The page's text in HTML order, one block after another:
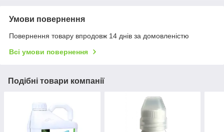
Умови повернення
Повернення товару впродовж 14 днів за домовленістю
Всі умови повернення
Подібні товари компанії